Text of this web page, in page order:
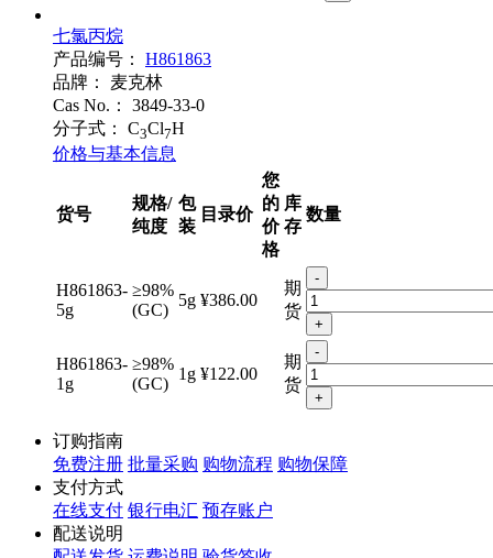
七氯丙烷
产品编号：
H861863
品牌：
麦克林
Cas No.：
3849-33-0
分子式：
C3Cl7H
价格与基本信息
货号
规格/
纯度
包
装
目录价
您
的
价
格
库
存
数量
H861863-
5g
≥98%
(GC)
5g ¥386.00
期
货
-
+
H861863-
1g
≥98%
(GC)
1g ¥122.00
期
货
-
+
订购指南
免费注册 批量采购 购物流程 购物保障
支付方式
在线支付 银行电汇 预存账户
配送说明